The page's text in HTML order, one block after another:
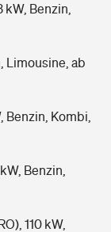
kW, Benzin,
Limousine, ab
Benzin, Kombi,
Benzin,
110 kW,